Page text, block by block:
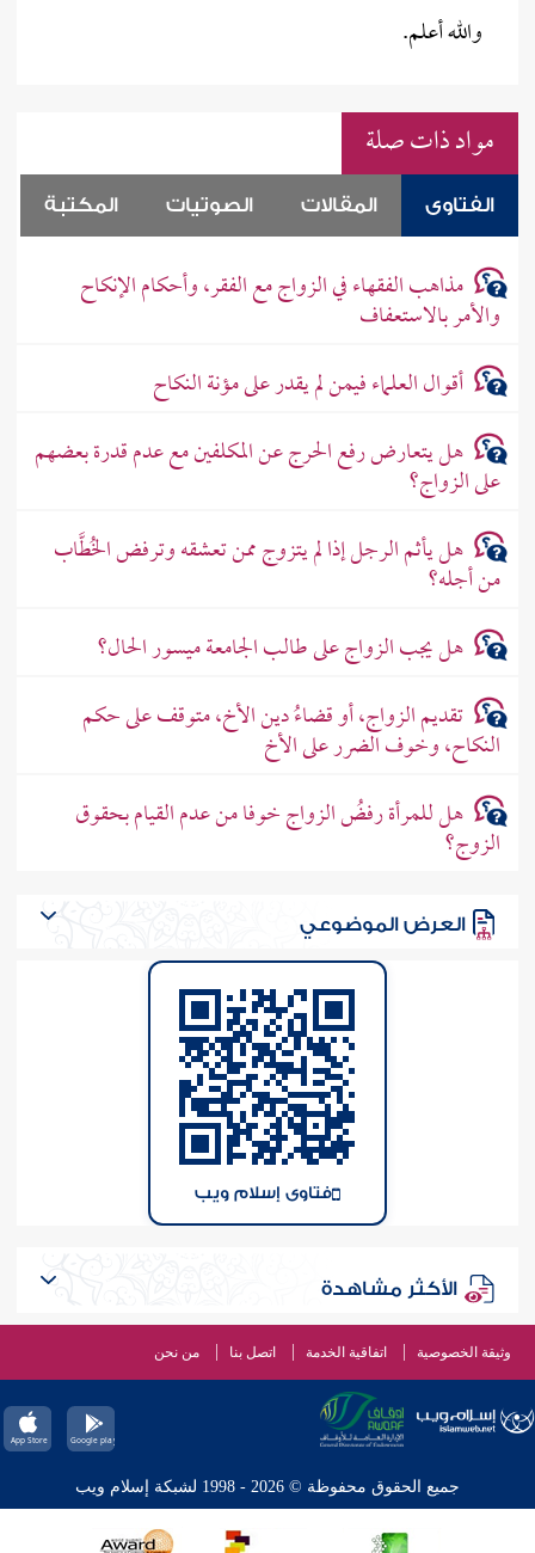
والله أعلم.
مواد ذات صلة
الفتاوى المقالات الصوتيات المكتبة
مذاهب الفقهاء في الزواج مع الفقر، وأحكام الإنكاح
والأمر بالاستعفاف
أقوال العلماء فيمن لم يقدر على مؤنة النكاح
هل يتعارض رفع الحرج عن المكلفين مع عدم قدرة بعضهم
على الزواج؟
هل يأثم الرجل إذا لم يتزوج ممن تعشقه وترفض الخُطَّاب
من أجله؟
هل يجب الزواج على طالب الجامعة ميسور الحال؟
تقديم الزواج، أو قضاءُ دين الأخ، متوقف على حكم
النكاح، وخوف الضرر على الأخ
هل للمرأة رفضُ الزواج خوفا من عدم القيام بحقوق
الزوج؟
العرض الموضوعي
فتاوى إسلام ويب
الأكثر مشاهدة
وثيقة الخصوصية اتفاقية الخدمة اتصل بنا من نحن
جميع الحقوق محفوظة © 2026 - 1998 لشبكة إسلام ويب